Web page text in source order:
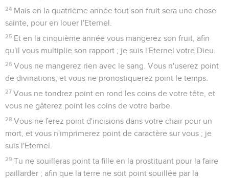
24 Mais en la quatrième année tout son fruit sera une chose
sainte, pour en louer l'Eternel.
25 Et en la cinquième année vous mangerez son fruit, afin
qu'il vous multiplie son rapport ; je suis l'Eternel votre Dieu.
26 Vous ne mangerez rien avec le sang. Vous n'userez point
de divinations, et vous ne pronostiquerez point le temps.
27 Vous ne tondrez point en rond les coins de votre tête, et
vous ne gâterez point les coins de votre barbe.
28 Vous ne ferez point d'incisions dans votre chair pour un
mort, et vous n'imprimerez point de caractère sur vous ; je
suis l'Eternel.
29 Tu ne souilleras point ta fille en la prostituant pour la faire
paillarder ; afin que la terre ne soit point souillée par la